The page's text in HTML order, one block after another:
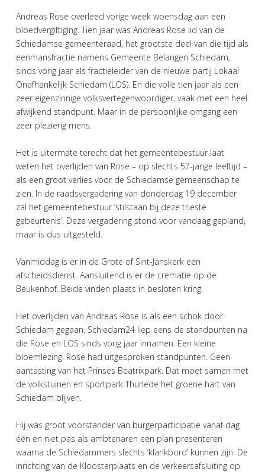
Andreas Rose overleed vorige week woensdag aan een
bloedvergiftiging. Tien jaar was Andreas Rose lid van de
Schiedamse gemeenteraad, het grootste deel van die tijd als
eenmansfractie namens Gemeente Belangen Schiedam,
sinds vorig jaar als fractieleider van de nieuwe partij Lokaal
Onafhankelijk Schiedam (LOS). En die volle tien jaar als een
zeer eigenzinnige volksvertegenwoordiger, vaak met een heel
afwijkend standpunt. Maar in de persoonlijke omgang een
zeer plezierig mens.
Het is uitermate terecht dat het gemeentebestuur laat
weten het overlijden van Rose – op slechts 57-jarige leeftijd –
als een groot verlies voor de Schiedamse gemeenschap te
zien. In de raadsvergadering van donderdag 19 december
zal het gemeentebestuur ‘stilstaan bij deze trieste
gebeurtenis’. Deze vergadering stond voor vandaag gepland,
maar is dus uitgesteld.
Vanmiddag is er in de Grote of Sint-Janskerk een
afscheidsdienst. Aansluitend is er de crematie op de
Beukenhof. Beide vinden plaats in besloten kring.
Het overlijden van Andreas Rose is als een schok door
Schiedam gegaan. Schiedam24 liep eens de standpunten na
die Rose en LOS sinds vorig jaar innamen. Een kleine
bloemlezing. Rose had uitgesproken standpunten. Geen
aantasting van het Prinses Beatrixpark. Dat moet samen met
de volkstuinen en sportpark Thurlede het groene hart van
Schiedam blijven.
Hij was groot voorstander van burgerparticipatie vanaf dag
één en niet pas als ambtenaren een plan presenteren
waarna de Schiedammers slechts ‘klankbord’ kunnen zijn. De
inrichting van de Kloosterplaats en de verkeersafsluiting op